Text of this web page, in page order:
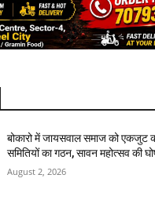
बोकारो में जायसवाल समाज को एकजुट
समितियों का गठन, सावन महोत्सव की
August 2, 2026